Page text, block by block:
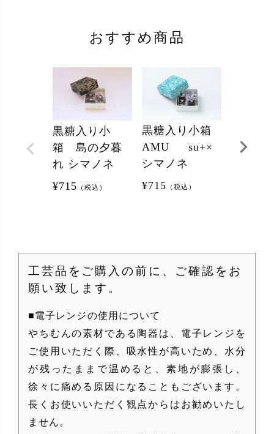
おすすめ商品
黒糖入り小
箱 島の夕暮
れ シマノネ
¥715 （税込）
黒糖入り小箱
AMU su+×
シマノネ
¥715 （税込）
箱 ハ
工芸品をご購入の前に、ご確認をお
願い致します。
■電子レンジの使用について
やちむんの素材である陶器は、電子レンジを
ご使用いただく際、吸水性が高いため、水分
が残ったままで温めると、素地が膨張し、
徐々に痛める原因になることもございます。
長くお使いいただく観点からはお勧めいたし
ません。